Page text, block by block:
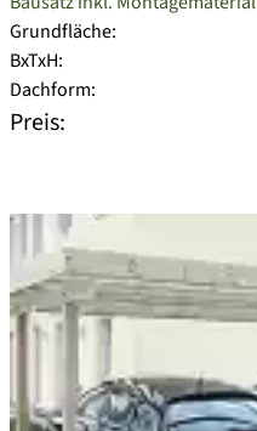
Grundfläche:
BxTxH:
Dachform:
Preis: